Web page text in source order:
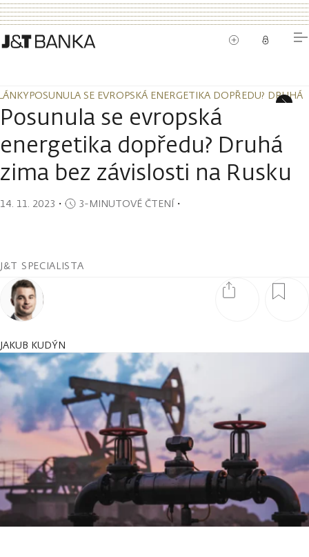
POSUNULA SE EVROPSKÁ ENERGETIKA DOPŘEDU?
POSUNULA SE EVROPSKÁ ENERGETIKA DOPŘEDU?
Posunula se evropská
energetika dopředu? Druhá
zima bez závislosti na Rusku
14. 11. 2023 ・ 3-MINUTOVÉ ČTENÍ・
J&T SPECIALISTA
JAKUB KUDÝN